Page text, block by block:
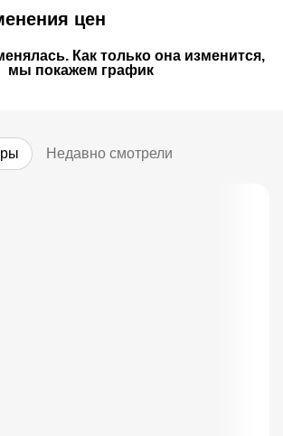
цен
Как только она изменится,
мы покажем график
Недавно смотрели